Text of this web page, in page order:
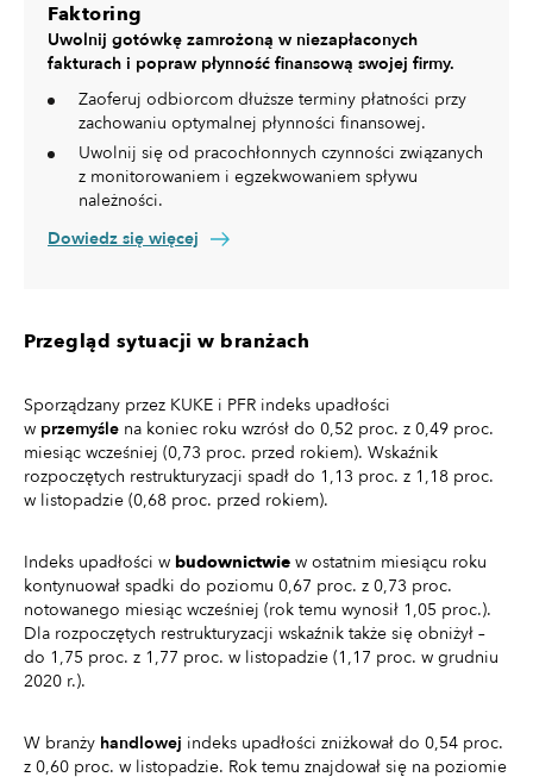
Faktoring
Uwolnij gotówkę zamrożoną w niezapłaconych
fakturach i popraw płynność finansową swojej firmy.
Zaoferuj odbiorcom dłuższe terminy płatności przy
zachowaniu optymalnej płynności finansowej.
Uwolnij się od pracochłonnych czynności związanych
z monitorowaniem i egzekwowaniem spływu
należności.
Dowiedz się więcej
Przegląd sytuacji w branżach
Sporządzany przez KUKE i PFR indeks upadłości
w przemyśle na koniec roku wzrósł do 0,52 proc. z 0,49 proc.
miesiąc wcześniej (0,73 proc. przed rokiem). Wskaźnik
rozpoczętych restrukturyzacji spadł do 1,13 proc. z 1,18 proc.
w listopadzie (0,68 proc. przed rokiem).
Indeks upadłości w budownictwie w ostatnim miesiącu roku
kontynuował spadki do poziomu 0,67 proc. z 0,73 proc.
notowanego miesiąc wcześniej (rok temu wynosił 1,05 proc.).
Dla rozpoczętych restrukturyzacji wskaźnik także się obniżył –
do 1,75 proc. z 1,77 proc. w listopadzie (1,17 proc. w grudniu
2020 r.).
W branży handlowej indeks upadłości zniżkował do 0,54 proc.
z 0,60 proc. w listopadzie. Rok temu znajdował się na poziomie